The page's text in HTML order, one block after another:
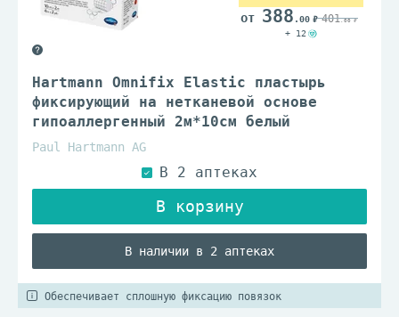
Hartmann Omnifix Elastic пластырь
фиксирующий на нетканевой основе
гипоаллергенный 2м*10см белый
Paul Hartmann AG
В наличии в 2 аптеках
388 .00 401.00
+ 12
Обеспечивает сплошную фиксацию повязок